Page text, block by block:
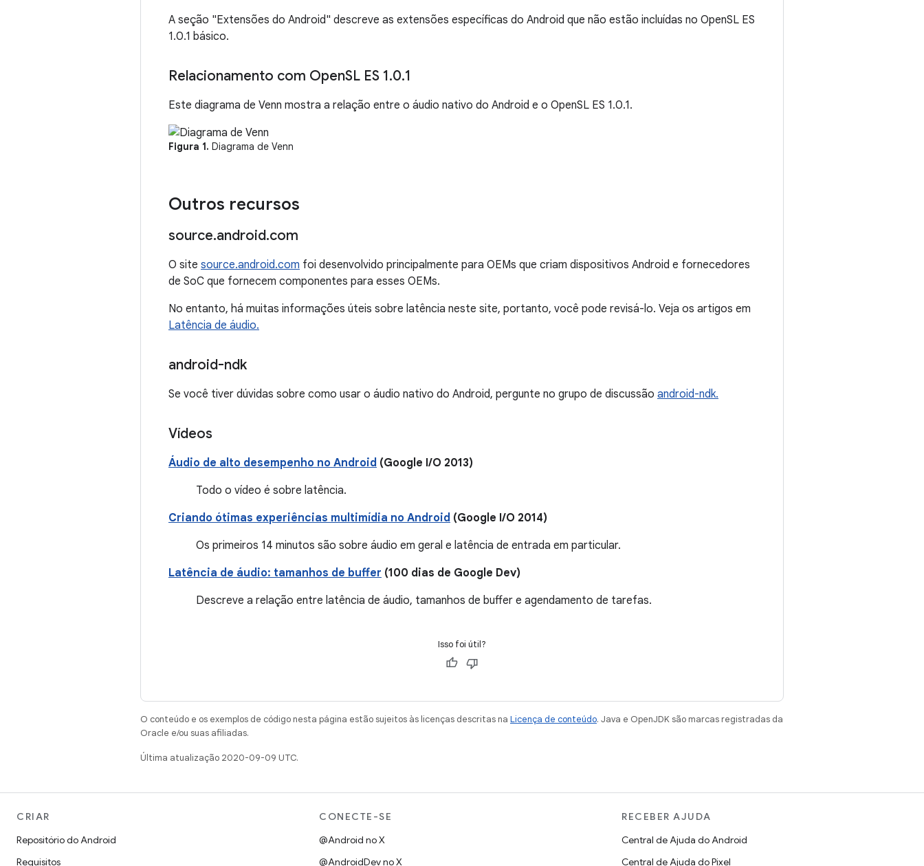
A seção "Extensões do Android" descreve as extensões específicas do Android que não estão incluídas no OpenSL ES
1.0.1 básico.
Relacionamento com OpenSL ES 1.0.1
Este diagrama de Venn mostra a relação entre o áudio nativo do Android e o OpenSL ES 1.0.1.
Figura 1. Diagrama de Venn
Outros recursos
source.android.com
O site source.android.com foi desenvolvido principalmente para OEMs que criam dispositivos Android e fornecedores
de SoC que fornecem componentes para esses OEMs.
No entanto, há muitas informações úteis sobre latência neste site, portanto, você pode revisá-lo. Veja os artigos em
Latência de áudio.
android-ndk
Se você tiver dúvidas sobre como usar o áudio nativo do Android, pergunte no grupo de discussão android-ndk.
Vídeos
Áudio de alto desempenho no Android (Google I/O 2013)
Todo o vídeo é sobre latência.
Criando ótimas experiências multimídia no Android (Google I/O 2014)
Os primeiros 14 minutos são sobre áudio em geral e latência de entrada em particular.
Latência de áudio: tamanhos de buffer (100 dias de Google Dev)
Descreve a relação entre latência de áudio, tamanhos de buffer e agendamento de tarefas.
Isso foi útil?
O conteúdo e os exemplos de código nesta página estão sujeitos às licenças descritas na Licença de conteúdo. Java e OpenJDK são marcas registradas da
Oracle e/ou suas afiliadas.
Última atualização 2020-09-09 UTC.
CRIAR
Repositório do Android
Requisitos
CONECTE-SE
@Android no X
@AndroidDev no X
RECEBER AJUDA
Central de Ajuda do Android
Central de Ajuda do Pixel